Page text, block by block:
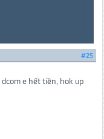
#25
e hết tiền, hok up